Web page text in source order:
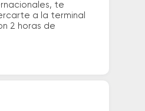
te
a la terminal
2 horas de